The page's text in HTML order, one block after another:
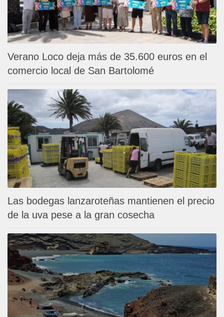
Verano Loco deja más de 35.600 euros en el
comercio local de San Bartolomé
Las bodegas lanzaroteñas mantienen el precio
de la uva pese a la gran cosecha